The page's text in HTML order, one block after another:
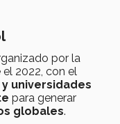
por la
2022, con el
universidades
para generar
globales.